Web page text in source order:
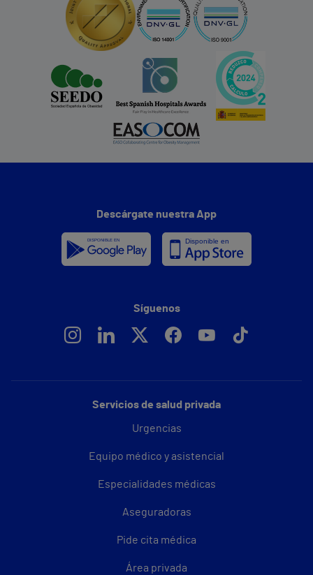
Servicios de salud privada
Urgencias
Equipo médico y asistencial
Especialidades médicas
Aseguradoras
Pide cita médica
Área privada
Descárgate nuestra App
Síguenos